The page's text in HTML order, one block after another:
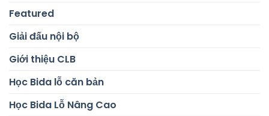
Featured
Giải đấu nội bộ
Giới thiệu CLB
Học Bida lỗ căn bản
Học Bida Lỗ Nâng Cao